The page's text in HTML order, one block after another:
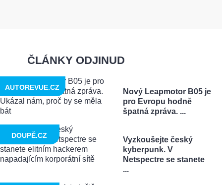
ČLÁNKY ODJINUD
Nový Leapmotor B05 je
pro Evropu hodně
špatná zpráva. ...
AUTOREVUE.CZ
Vyzkoušejte český
kyberpunk. V
Netspectre se stanete
...
DOUPĚ.CZ